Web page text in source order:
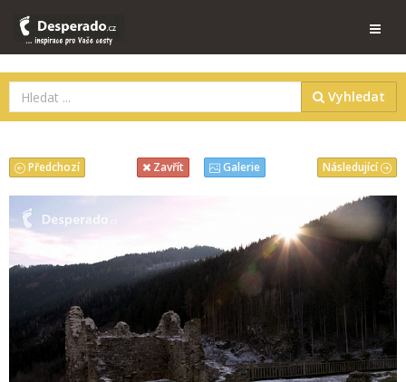
Vyhledat
Následující
Předchozí Zavřít Galerie